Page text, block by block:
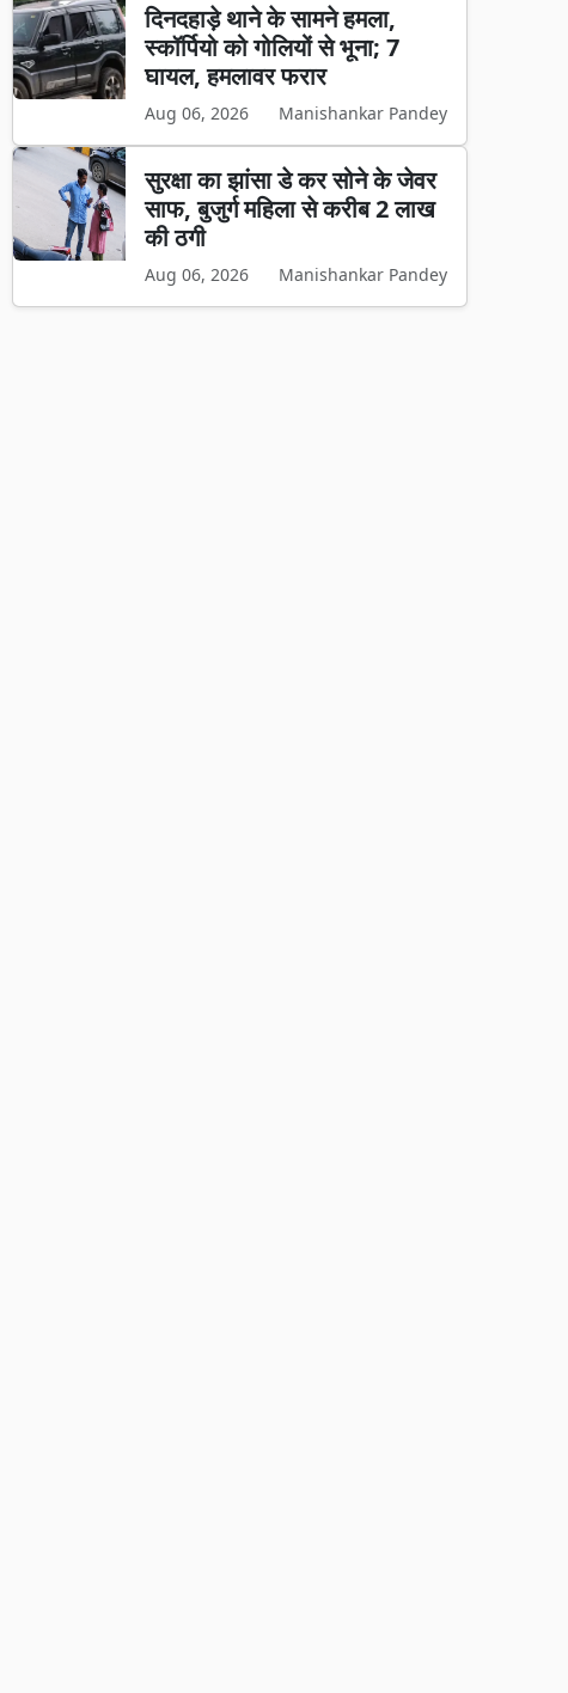
दिनदहाड़े थाने के सामने हमला,
स्कॉर्पियो को गोलियों से भूना; 7
घायल, हमलावर फरार
Aug 06, 2026 Manishankar Pandey
सुरक्षा का झांसा डे कर सोने के जेवर
साफ, बुजुर्ग महिला से करीब 2 लाख
की ठगी
Aug 06, 2026 Manishankar Pandey